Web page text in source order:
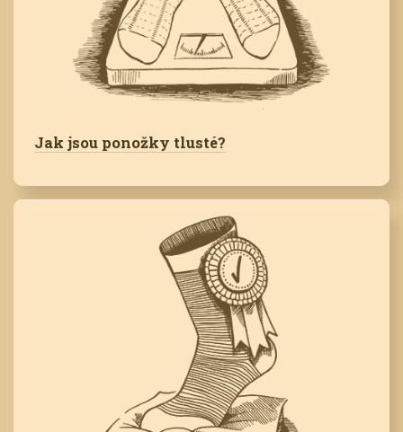
Jak jsou ponožky tlusté?